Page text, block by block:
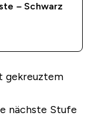
– Schwarz
gekreuztem
nächste Stufe